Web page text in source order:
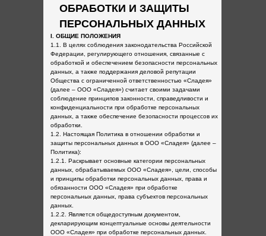
ОБРАБОТКИ И ЗАЩИТЫ
ПЕРСОНАЛЬНЫХ ДАННЫХ
I. ОБЩИЕ ПОЛОЖЕНИЯ
1.1. В целях соблюдения законодательства Российской
Федерации, регулирующего отношения, связанные с
обработкой и обеспечением безопасности персональных
данных, а также поддержания деловой репутации
Общества с ограниченной ответственностью «Сладея»
(далее – ООО «Сладея») считает своими задачами
соблюдение принципов законности, справедливости и
конфиденциальности при обработке персональных
данных, а также обеспечение безопасности процессов их
обработки.
1.2. Настоящая Политика в отношении обработки и
защиты персональных данных в ООО «Сладея» (далее –
Политика):
1.2.1. Раскрывает основные категории персональных
данных, обрабатываемых ООО «Сладея», цели, способы
и принципы обработки персональных данных, права и
обязанности ООО «Сладея» при обработке
персональных данных, права субъектов персональных
данных.
1.2.2. Является общедоступным документом,
декларирующим концептуальные основы деятельности
ООО «Сладея» при обработке персональных данных.